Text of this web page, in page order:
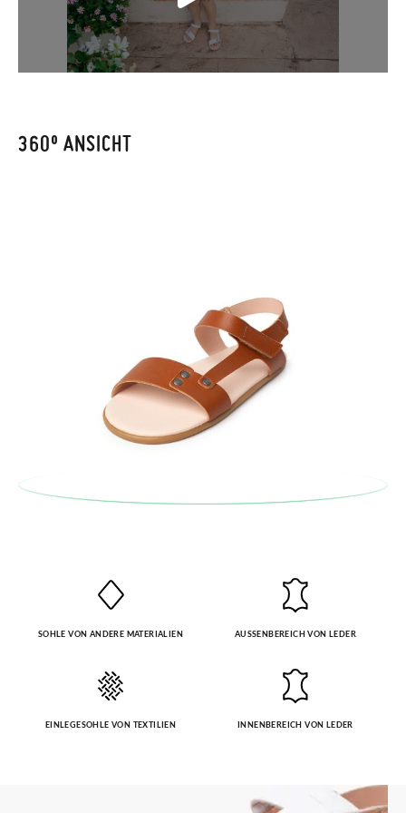
Wenn Sie ein Kundenkonto haben, loggen Sie sich einfach ein,
um den Vorgang zu starten. Wenn Sie als Gast bestellt haben,
besuchen Sie bitte unsere
Ruecksendung
und geben Sie Ihre
automatisch an Ihr Postfach gesendet.
360º ANSICHT
SOHLE VON ANDERE MATERIALIEN AUSSENBEREICH VON LEDER
EINLEGESOHLE VON TEXTILIEN INNENBEREICH VON LEDER